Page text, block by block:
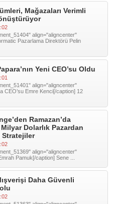
Mağazaları Verimli
align="aligncenter"
Pazarlama Direktörü Pelin
Yeni CEO’su Oldu
align="aligncenter"
CEO’su Emre Kenci[/caption] 12
Ramazan’da
Dolarlık Pazardan
Stratejiler
align="aligncenter"
Pamuk[/caption] Sene ...
Daha Güvenli